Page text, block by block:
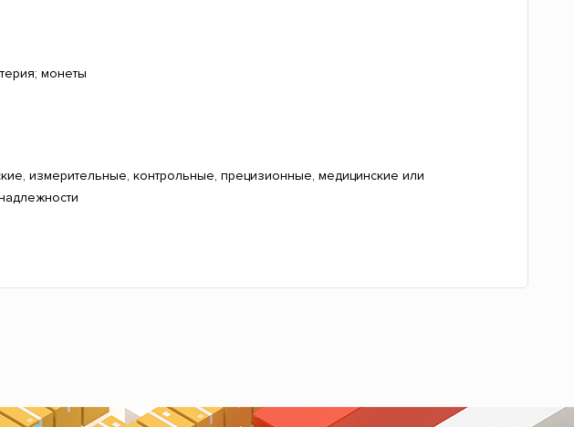
монеты
измерительные, контрольные, прецизионные, медицинские или